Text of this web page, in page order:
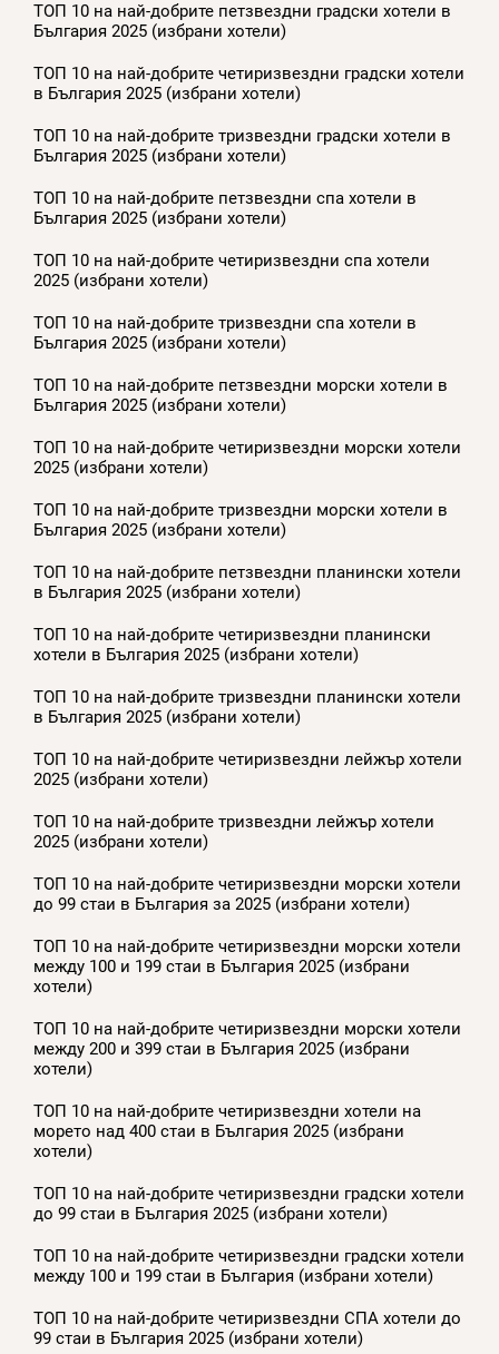
ТОП 10 на най-добрите петзвездни градски хотели в
България 2025 (избрани хотели)
ТОП 10 на най-добрите четиризвездни градски хотели
в България 2025 (избрани хотели)
ТОП 10 на най-добрите тризвездни градски хотели в
България 2025 (избрани хотели)
ТОП 10 на най-добрите петзвездни спа хотели в
България 2025 (избрани хотели)
ТОП 10 на най-добрите четиризвездни спа хотели
2025 (избрани хотели)
ТОП 10 на най-добрите тризвездни спа хотели в
България 2025 (избрани хотели)
ТОП 10 на най-добрите петзвездни морски хотели в
България 2025 (избрани хотели)
ТОП 10 на най-добрите четиризвездни морски хотели
2025 (избрани хотели)
ТОП 10 на най-добрите тризвездни морски хотели в
България 2025 (избрани хотели)
ТОП 10 на най-добрите петзвездни планински хотели
в България 2025 (избрани хотели)
ТОП 10 на най-добрите четиризвездни планински
хотели в България 2025 (избрани хотели)
ТОП 10 на най-добрите тризвездни планински хотели
в България 2025 (избрани хотели)
ТОП 10 на най-добрите четиризвездни лейжър хотели
2025 (избрани хотели)
ТОП 10 на най-добрите тризвездни лейжър хотели
2025 (избрани хотели)
ТОП 10 на най-добрите четиризвездни морски хотели
до 99 стаи в България за 2025 (избрани хотели)
ТОП 10 на най-добрите четиризвездни морски хотели
между 100 и 199 стаи в България 2025 (избрани
хотели)
ТОП 10 на най-добрите четиризвездни морски хотели
между 200 и 399 стаи в България 2025 (избрани
хотели)
ТОП 10 на най-добрите четиризвездни хотели на
морето над 400 стаи в България 2025 (избрани
хотели)
ТОП 10 на най-добрите четиризвездни градски хотели
до 99 стаи в България 2025 (избрани хотели)
ТОП 10 на най-добрите четиризвездни градски хотели
между 100 и 199 стаи в България (избрани хотели)
ТОП 10 на най-добрите четиризвездни СПА хотели до
99 стаи в България 2025 (избрани хотели)